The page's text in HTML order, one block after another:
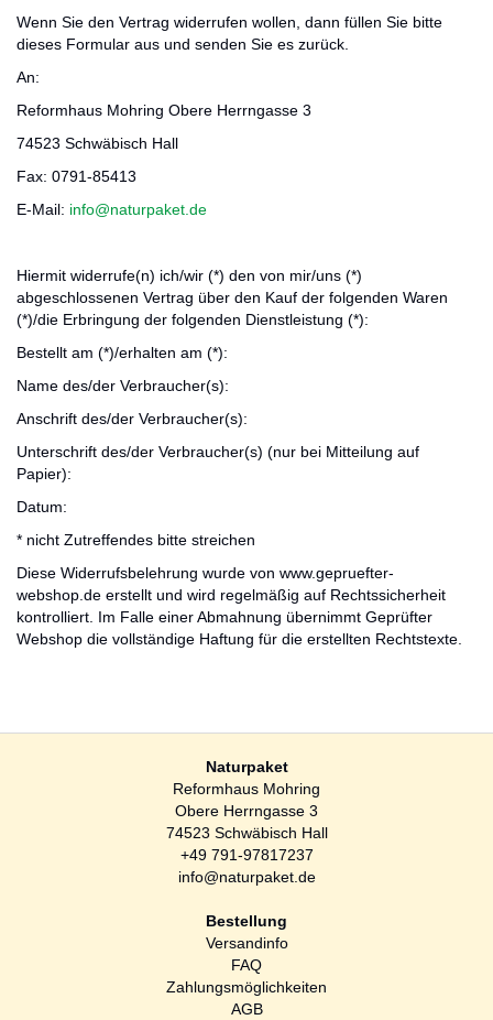
Wenn Sie den Vertrag widerrufen wollen, dann füllen Sie bitte
dieses Formular aus und senden Sie es zurück.
An:
Reformhaus Mohring Obere Herrngasse 3
74523 Schwäbisch Hall
Fax: 0791-85413
E-Mail: info@naturpaket.de
Hiermit widerrufe(n) ich/wir (*) den von mir/uns (*)
abgeschlossenen Vertrag über den Kauf der folgenden Waren
(*)/die Erbringung der folgenden Dienstleistung (*):
Bestellt am (*)/erhalten am (*):
Name des/der Verbraucher(s):
Anschrift des/der Verbraucher(s):
Unterschrift des/der Verbraucher(s) (nur bei Mitteilung auf
Papier):
Datum:
* nicht Zutreffendes bitte streichen
Diese Widerrufsbelehrung wurde von www.gepruefter-
webshop.de erstellt und wird regelmäßig auf Rechtssicherheit
kontrolliert. Im Falle einer Abmahnung übernimmt Geprüfter
Webshop die vollständige Haftung für die erstellten Rechtstexte.
Naturpaket
Reformhaus Mohring
Obere Herrngasse 3
74523 Schwäbisch Hall
+49 791-97817237
info@naturpaket.de
Bestellung
Versandinfo
FAQ
Zahlungsmöglichkeiten
AGB